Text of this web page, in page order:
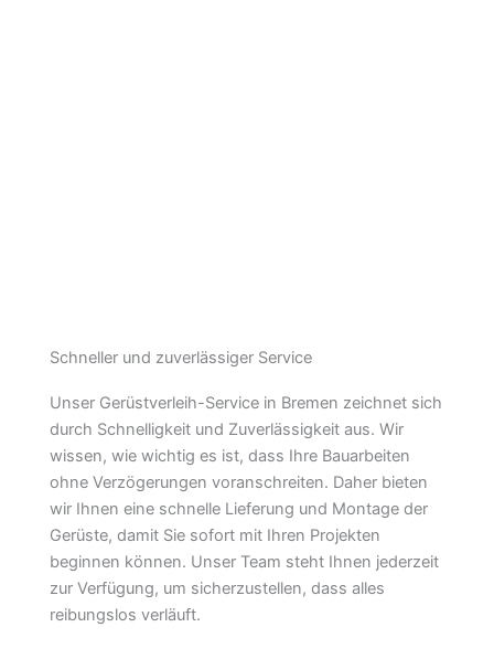
Schneller und zuverlässiger Service
Unser Gerüstverleih-Service in Bremen zeichnet sich
durch Schnelligkeit und Zuverlässigkeit aus. Wir
wissen, wie wichtig es ist, dass Ihre Bauarbeiten
ohne Verzögerungen voranschreiten. Daher bieten
wir Ihnen eine schnelle Lieferung und Montage der
Gerüste, damit Sie sofort mit Ihren Projekten
beginnen können. Unser Team steht Ihnen jederzeit
zur Verfügung, um sicherzustellen, dass alles
reibungslos verläuft.